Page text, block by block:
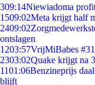
309:14Niewiadoma
1509:02Meta krijgt half
2409:02
ontslagen
1203:57VrijMiBabes
2303:02Quake krijgt na
1101:06Benzineprijs
blijft